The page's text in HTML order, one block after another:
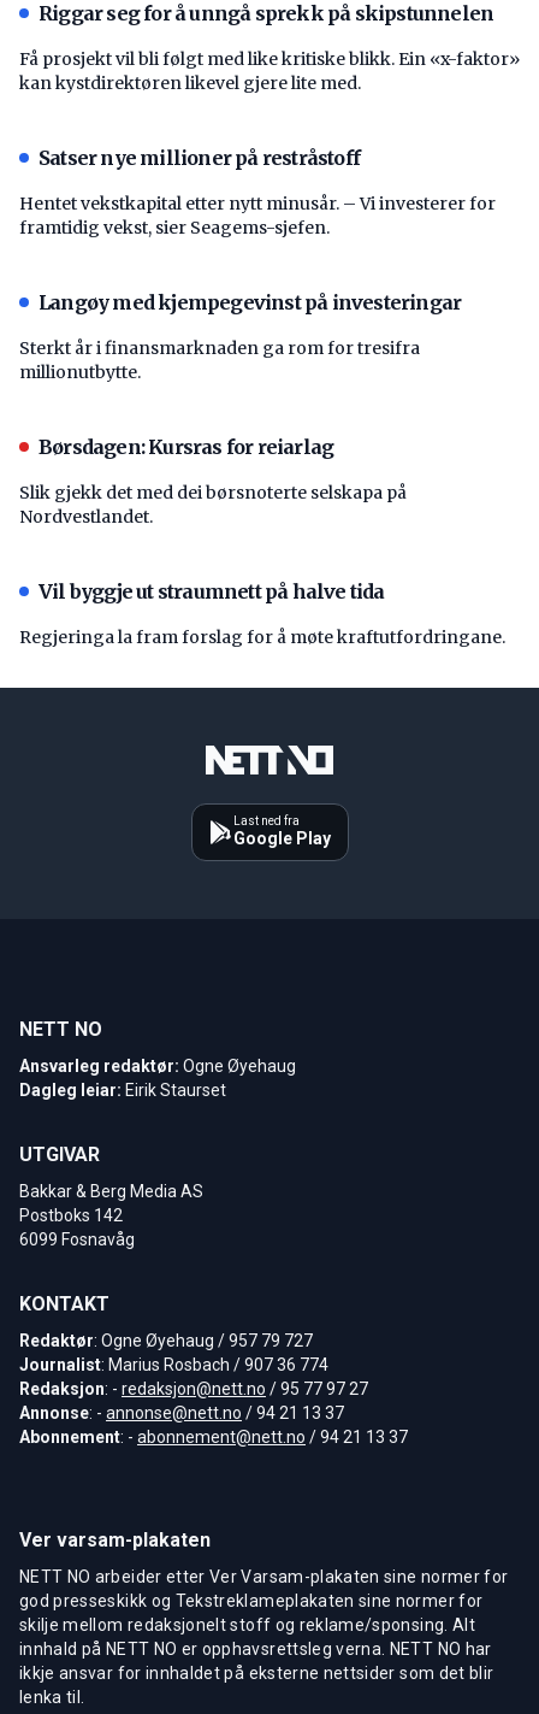
Riggar seg for å unngå sprekk på skipstunnelen
Få prosjekt vil bli følgt med like kritiske blikk. Ein «x-faktor»
kan kystdirektøren likevel gjere lite med.
Satser nye millioner på restråstoff
Hentet vekstkapital etter nytt minusår. – Vi investerer for
framtidig vekst, sier Seagems-sjefen.
Langøy med kjempegevinst på investeringar
Sterkt år i finansmarknaden ga rom for tresifra
millionutbytte.
Børsdagen: Kursras for reiarlag
Slik gjekk det med dei børsnoterte selskapa på
Nordvestlandet.
Vil byggje ut straumnett på halve tida
Regjeringa la fram forslag for å møte kraftutfordringane.
Last ned fra
Google Play
NETT NO
Ansvarleg redaktør: Ogne Øyehaug
Dagleg leiar: Eirik Staurset
UTGIVAR
Bakkar & Berg Media AS
Postboks 142
6099 Fosnavåg
KONTAKT
Redaktør: Ogne Øyehaug / 957 79 727
Journalist: Marius Rosbach / 907 36 774
Redaksjon: - redaksjon@nett.no / 95 77 97 27
Annonse: - annonse@nett.no / 94 21 13 37
Abonnement: - abonnement@nett.no / 94 21 13 37
Ver varsam-plakaten
NETT NO arbeider etter Ver Varsam-plakaten sine normer for
god presseskikk og Tekstreklameplakaten sine normer for
skilje mellom redaksjonelt stoff og reklame/sponsing. Alt
innhald på NETT NO er opphavsrettsleg verna. NETT NO har
ikkje ansvar for innhaldet på eksterne nettsider som det blir
lenka til.